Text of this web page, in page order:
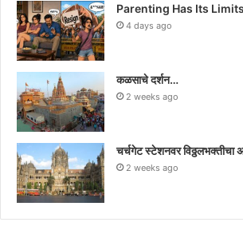
Parenting Has Its
4 days ago
कळसाचे दर्शन…
2 weeks ago
चर्चगेट स्टेशनवर विठ्ठलभक्तीचा
2 weeks ago